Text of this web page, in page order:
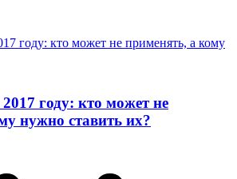
году: кто может не
нужно ставить их?